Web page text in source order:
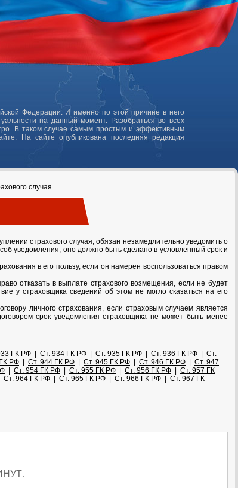
Федерации. И именно по этой причине в него
на данный момент. Разобраться во всех
В таком случае самым простым и эффективным
На сайте опубликована последняя редакция
случая
страхового случая, обязан незамедлительно уведомить о
уведомления, оно должно быть сделано в условленный срок и
в его пользу, если он намерен воспользоваться правом
отказать в выплате страхового возмещения, если не будет
у страховщика сведений об этом не могло сказаться на его
личного страхования, если страховым случаем является
срок уведомления страховщика не может быть менее
ГК РФ Ст. 934 ГК РФ Ст. 935 ГК РФ Ст. 936 ГК РФ
Ст.
РФ Ст. 944 ГК РФ Ст. 945 ГК РФ Ст. 946 ГК РФ
Ст. 947
Ст. 954 ГК РФ Ст. 955 ГК РФ Ст. 956 ГК РФ
Ст. 957 ГК
Ст. 964 ГК РФ Ст. 965 ГК РФ Ст. 966 ГК РФ
Ст. 967 ГК